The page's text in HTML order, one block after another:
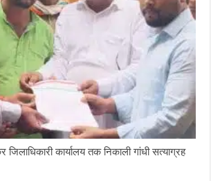
कार्यालय तक निकाली गांधी सत्याग्रह